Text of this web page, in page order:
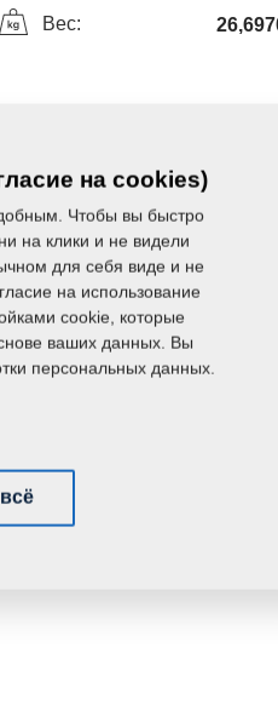
Вес:
на cookies)
Чтобы вы быстро
на клики и не видели
для себя виде и не
на использование
cookie, которые
ваших данных. Вы
персональных данных.